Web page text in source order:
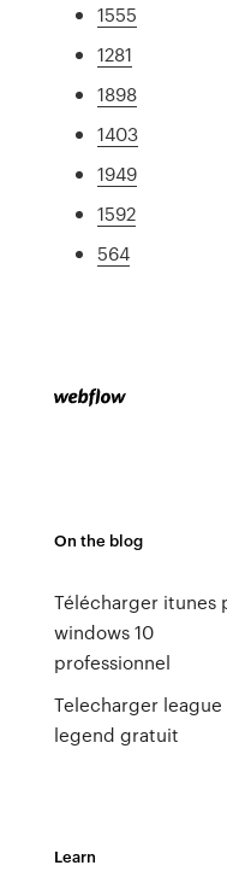
1555
1281
1898
1403
1949
1592
564
On the blog
Télécharger itunes
windows 10
professionnel
Telecharger league
legend gratuit
Learn